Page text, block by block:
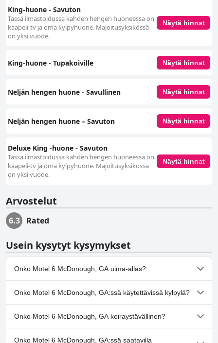
King-huone ‑ Savuton
Tässä ilmastoidussa kahden hengen huoneessa on
kaapeli-tv ja oma kylpyhuone. Majoitusyksikössä
on yksi vuode.
Näytä hinnat
King-huone - Tupakoiville Näytä hinnat
Neljän hengen huone - Savullinen Näytä hinnat
Neljän hengen huone – Savuton Näytä hinnat
Deluxe King -huone - Savuton
Tässä ilmastoidussa kahden hengen huoneessa on
kaapeli-tv ja oma kylpyhuone. Majoitusyksikössä
on yksi vuode.
Näytä hinnat
Arvostelut
6.3 Rated
Usein kysytyt kysymykset
Onko Motel 6 McDonough, GA uima-allas?
Ei, Motel 6 McDonough, GA ei ole uima-allasta.
Onko Motel 6 McDonough, GA:ssä käytettävissä kylpylä?
Ei, Motel 6 McDonough, GA ei tarjoa kylpylää.
Onko Motel 6 McDonough, GA koiraystävällinen?
Kyllä, Motel 6 McDonough, GA toivottaa koirat tervetulleiksi.
Onko Motel 6 McDonough, GA:ssä saatavilla